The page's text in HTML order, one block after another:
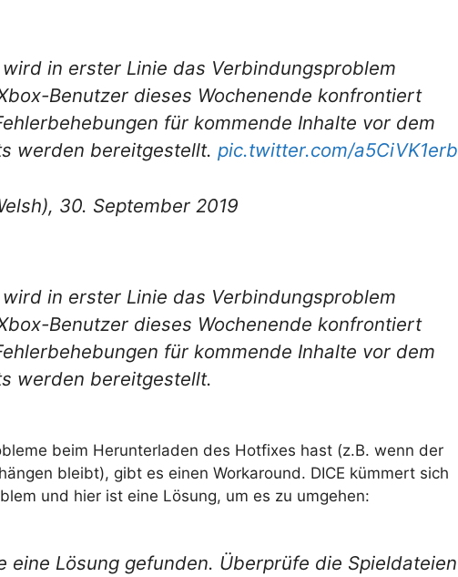
in erster Linie das Verbindungsproblem
Benutzer dieses Wochenende konfrontiert
für kommende Inhalte vor dem
werden bereitgestellt. pic.twitter.com/a5CiVK1erb
30. September 2019
in erster Linie das Verbindungsproblem
Benutzer dieses Wochenende konfrontiert
für kommende Inhalte vor dem
werden bereitgestellt.
beim Herunterladen des Hotfixes hast (z.B. wenn der
bleibt), gibt es einen Workaround. DICE kümmert sich
und hier ist eine Lösung, um es zu umgehen:
eine Lösung gefunden. Überprüfe die Spieldateien